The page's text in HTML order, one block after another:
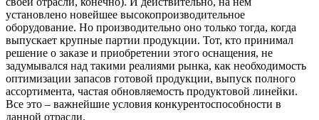
установлено новейшее высокопроизводительное
оборудование. Но производительно оно только тогда, когда
выпускает крупные партии продукции. Тот, кто принимал
решение о заказе и приобретении этого оснащения, не
задумывался над такими реалиями рынка, как необходимость
оптимизации запасов готовой продукции, выпуск полного
ассортимента, частая обновляемость продуктовой линейки.
Все это – важнейшие условия конкурентоспособности в
данной отрасли.